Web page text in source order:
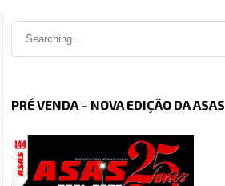
PRÉ VENDA – NOVA EDIÇÃO DA ASAS